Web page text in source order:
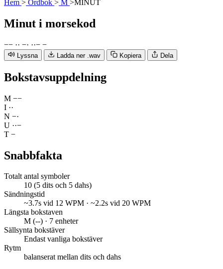
Hem > Ordbok > M >MINUT
Minut i morsekod
−− ·· −· ··− −
Lyssna Ladda ner .wav Kopiera Dela
Bokstavsuppdelning
M −−
I ··
N −·
U ··−
T −
Snabbfakta
Totalt antal symboler
10 (5 dits och 5 dahs)
Sändningstid
~3.7s vid 12 WPM · ~2.2s vid 20 WPM
Längsta bokstaven
M (--) · 7 enheter
Sällsynta bokstäver
Endast vanliga bokstäver
Rytm
balanserat mellan dits och dahs